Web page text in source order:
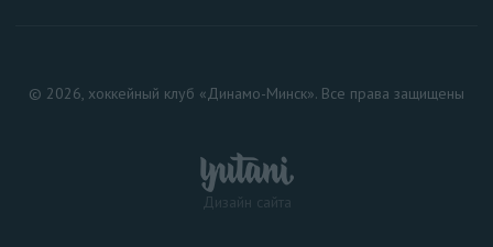
© 2026, хоккейный клуб «Динамо-Минск». Все права защищены
Дизайн сайта